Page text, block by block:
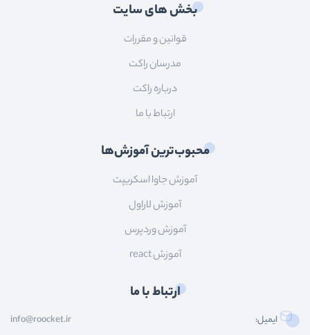
بخش های سایت
قوانین و مقررات
مدرسان راکت
درباره راکت
ارتباط با ما
محبوب‌ترین آموزش‌ها
آموزش جاوا اسکریپت
آموزش لاراول
آموزش وردپرس
آموزش react
ارتباط با ما
ایمیل: info@roocket.ir